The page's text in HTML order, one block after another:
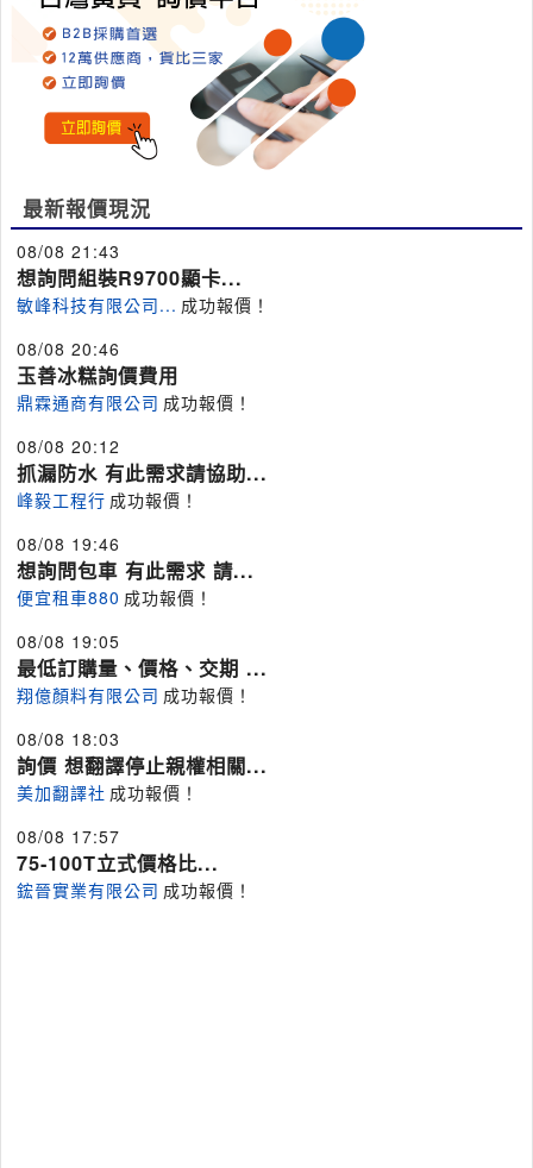
最新報價現況
08/08 21:43
想詢問組裝R9700顯卡...
敏峰科技有限公司... 成功報價！
08/08 20:46
玉善冰糕詢價費用
鼎霖通商有限公司 成功報價！
08/08 20:12
抓漏防水 有此需求請協助...
峰毅工程行 成功報價！
08/08 19:46
想詢問包車 有此需求 請...
便宜租車880 成功報價！
08/08 19:05
最低訂購量、價格、交期 ...
翔億顏料有限公司 成功報價！
08/08 18:03
詢價 想翻譯停止親權相關...
美加翻譯社 成功報價！
08/08 17:57
75-100T立式價格比...
鋐晉實業有限公司 成功報價！